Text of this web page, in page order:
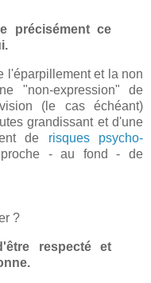
précisément ce
l'éparpillement et la non
"non-expression" de
(le cas échéant)
grandissant et d'une
de risques psycho-
- au fond - de
?
respecté et